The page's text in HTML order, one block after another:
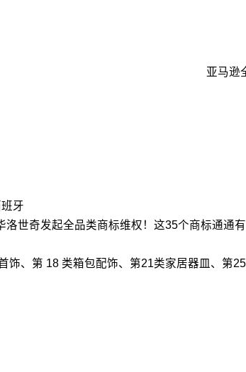
亚马逊
牙
世奇发起全品类商标维权！这35个商标通通
饰、第 18 类箱包配饰、第21类家居器皿、